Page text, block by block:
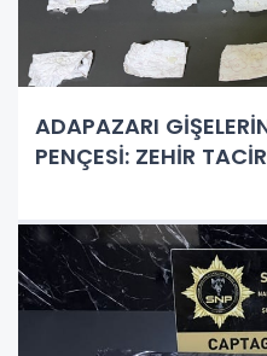
ADAPAZARI
PENÇESİ: ZEHİR